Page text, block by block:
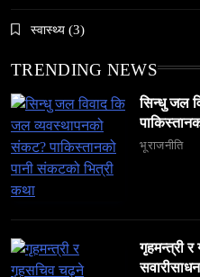
अलउला: साउदी अरबको
स्वास्थ्य (3)
TRENDING NEWS
सिन्धु जल
भूराजनीति
गृहमन्त्री